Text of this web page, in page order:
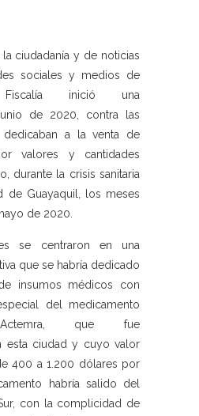
ciudadanía y de noticias
sociales y medios de
Fiscalía inició una
de 2020, contra las
a la venta de
valores y cantidades
durante la crisis sanitaria
de Guayaquil, los meses
de 2020.
se centraron en una
que se habría dedicado
insumos médicos con
del medicamento
Actemra, que fue
esta ciudad y cuyo valor
400 a 1.200 dólares por
habría salido del
con la complicidad de